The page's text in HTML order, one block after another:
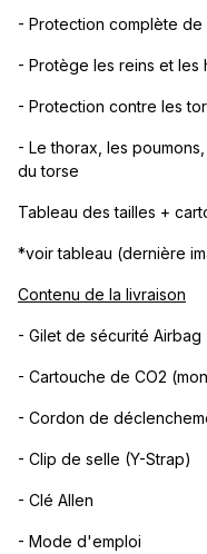
- Protection complète
- Protège les reins et les
- Protection contre les
- Le thorax, les
du torse
Tableau des tailles +
*voir tableau (dernière
Contenu de la livraison
- Gilet de sécurité Airbag
- Cartouche de CO2
- Cordon de
- Clip de selle (Y-Strap)
- Clé Allen
- Mode d'emploi